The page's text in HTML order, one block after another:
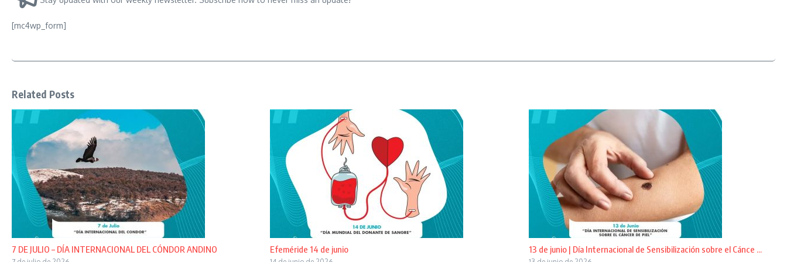
[mc4wp_form]
Related Posts
7 DE JULIO – DÍA INTERNACIONAL DEL CÓNDOR ANDINO Efeméride 14 de junio 13 de junio | Día Internacional de Sensibilización sobre el Cánce ...